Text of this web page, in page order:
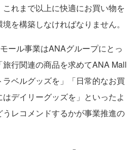
れまで以上に快適にお買い物を
を構築しなければなりません。
ール事業はANAグループにとっ
行関連の商品を求めてANA Mall
ベルグッズを」「日常的なお買
デイリーグッズを」といったよ
うレコメンドするかが事業推進の